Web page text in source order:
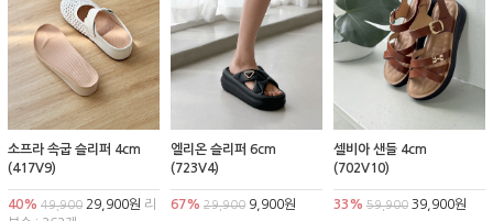
소프라 속굽 슬리퍼 4cm
(417V9)
40% 49,900 29,900원 리
엘리온 슬리퍼 6cm
(723V4)
67% 29,9009,900원
셀비아 샌들 4cm
(702V10)
33% 59,90039,900원